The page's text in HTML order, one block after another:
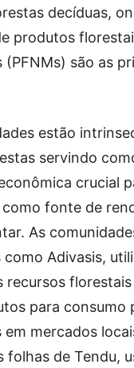
decíduas,
produtos
(PFNMs) são as
estão
servindo
crucial
fonte de
As
como Adivasis,
recursos
para consumo
em mercados
folhas de Tendu,